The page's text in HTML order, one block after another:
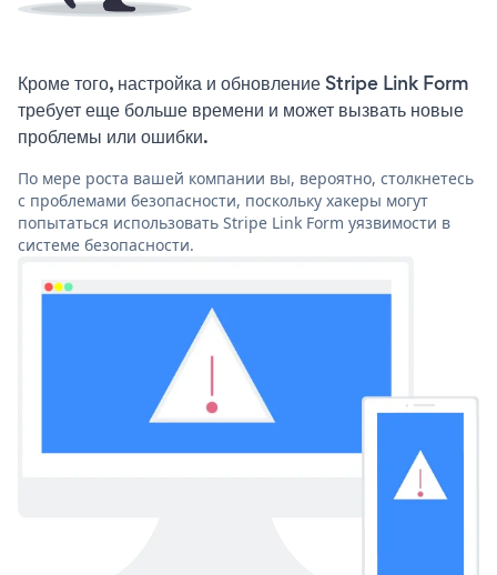
Кроме того, настройка и обновление Stripe Link Form
требует еще больше времени и может вызвать новые
проблемы или ошибки.
По мере роста вашей компании вы, вероятно, столкнетесь
с проблемами безопасности, поскольку хакеры могут
попытаться использовать Stripe Link Form уязвимости в
системе безопасности.